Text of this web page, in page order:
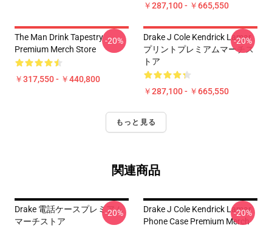
￥287,100 - ￥665,550
The Man Drink Tapestry
Premium Merch Store
￥317,550 - ￥440,800
-20%
Drake J Cole Kendrick Lamar
プリントプレミアムマーチス
トア
￥287,100 - ￥665,550
-20%
もっと見る
関連商品
Drake 電話ケースプレミアム
マーチストア
-20%
Drake J Cole Kendrick Lamar
Phone Case Premium Merch
-20%